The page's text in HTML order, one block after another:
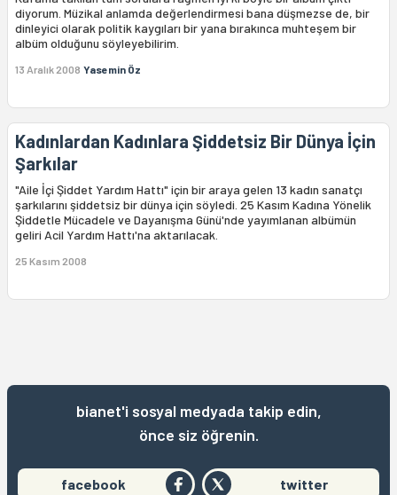
diyorum. Müzikal anlamda değerlendirmesi bana düşmezse de, bir
dinleyici olarak politik kaygıları bir yana bırakınca muhteşem bir
albüm olduğunu söyleyebilirim.
13 Aralık 2008 Yasemin Öz
Kadınlardan Kadınlara Şiddetsiz Bir Dünya İçin
Şarkılar
"Aile İçi Şiddet Yardım Hattı" için bir araya gelen 13 kadın sanatçı
şarkılarını şiddetsiz bir dünya için söyledi. 25 Kasım Kadına Yönelik
Şiddetle Mücadele ve Dayanışma Günü'nde yayımlanan albümün
geliri Acil Yardım Hattı'na aktarılacak.
25 Kasım 2008
bianet'i sosyal medyada takip edin,
önce siz öğrenin.
facebook twitter